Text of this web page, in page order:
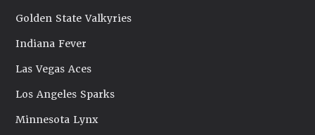
Golden State Valkyries
Indiana Fever
Las Vegas Aces
Los Angeles Sparks
Minnesota Lynx